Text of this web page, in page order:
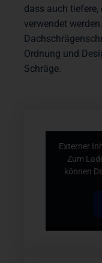
dass auch
verwendet
Ordnung und
Schräge.
Externer
Zum
können